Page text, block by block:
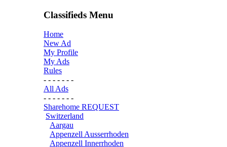
Classifieds Menu
Home
New Ad
My Profile
My Ads
Rules
- - - - - - -
All Ads
- - - - - - -
Sharehome REQUEST
Switzerland
Aargau
Appenzell Ausserrhoden
Appenzell Innerrhoden